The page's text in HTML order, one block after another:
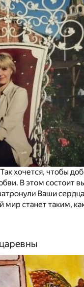
хочется, чтобы
В этом состоит
Ваши сердца
станет таким,